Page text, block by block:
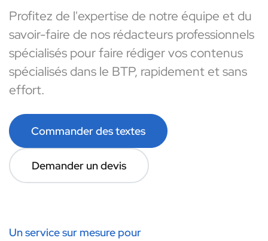
Profitez de l'expertise de notre équipe et du
savoir-faire de nos rédacteurs professionnels
spécialisés pour faire rédiger vos contenus
spécialisés dans le BTP, rapidement et sans
effort.
Commander des textes
Demander un devis
Un service sur mesure pour